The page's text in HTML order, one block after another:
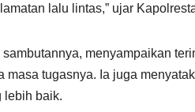
lalu lintas,” ujar
menyampaikan
masa tugasnya. Ia juga
lebih baik.